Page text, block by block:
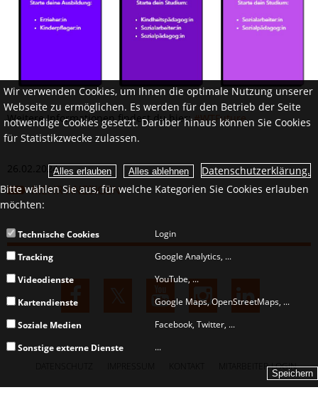
Weitere Informationen findest du hier:#WTFuture.
26.02.2024
MEHR ANZEIGEN
MITARBEITER-LOGIN
Wir verwenden Cookies, um Ihnen die optimale Nutzung unserer
Webseite zu ermöglichen. Es werden für den Betrieb der Seite
notwendige Cookies gesetzt. Darüber hinaus können Sie Cookies
für Statistikzwecke zulassen.
Datenschutzerklärung.
Bitte wählen Sie aus, für welche Kategorien Sie Cookies erlauben
möchten:
Technische Cookies
Login
Tracking
Google Analytics, ...
Videodienste
YouTube, ...
Kartendienste
Google Maps, OpenStreetMaps, ...
Soziale Medien
Facebook, Twitter, ...
Sonstige externe Dienste
...